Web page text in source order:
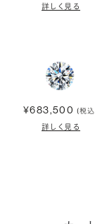
詳しく見る
¥683,500 (税
詳しく見る